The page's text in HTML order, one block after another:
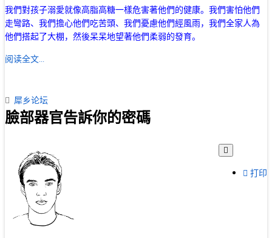
我們對孩子溺愛就像高脂高糖一樣危害著他們的健康。我們害怕他們
走彎路、我們擔心他們吃苦頭、我們憂慮他們經風雨，我們全家人為
他們搭起了大棚，然後呆呆地望著他們柔弱的發育。
阅读全文...
犀乡论坛
臉部器官告訴你的密碼
打印